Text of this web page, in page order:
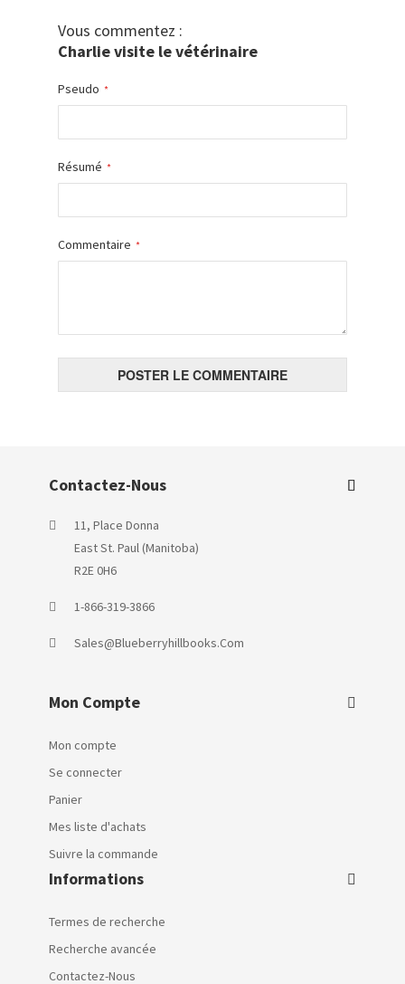
Vous commentez :
Charlie visite le vétérinaire
Pseudo
Résumé
Commentaire
POSTER LE COMMENTAIRE
Contactez-Nous
11, Place Donna
East St. Paul (Manitoba)
R2E 0H6
1-866-319-3866
Sales@blueberryhillbooks.com
Mon Compte
Mon compte
Se connecter
Panier
Mes liste d'achats
Suivre la commande
Informations
Termes de recherche
Recherche avancée
Contactez-Nous